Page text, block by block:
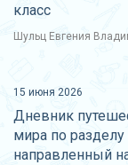
класс
Шульц Евгения
15 июня 2026
Дневник
мира по
направленный